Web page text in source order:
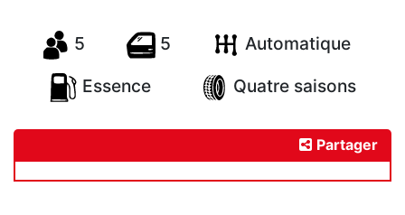
5 5
Automatique
Essence
Quatre saisons
Partager